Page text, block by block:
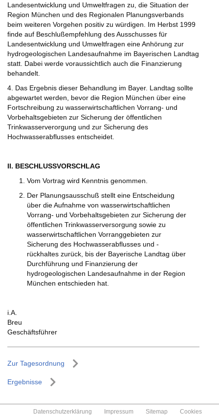
Landesentwicklung und Umweltfragen zu, die Situation der
Region München und des Regionalen Planungsverbands
beim weiteren Vorgehen positiv zu würdigen. Im Herbst 1999
finde auf Beschlußempfehlung des Ausschusses für
Landesentwicklung und Umweltfragen eine Anhörung zur
hydrogeologischen Landesaufnahme im Bayerischen Landtag
statt. Dabei werde voraussichtlich auch die Finanzierung
behandelt.
4. Das Ergebnis dieser Behandlung im Bayer. Landtag sollte
abgewartet werden, bevor die Region München über eine
Fortschreibung zu wasserwirtschaftlichen Vorrang- und
Vorbehaltsgebieten zur Sicherung der öffentlichen
Trinkwasserverorgung und zur Sicherung des
Hochwasserabflusses entscheidet.
II. BESCHLUSSVORSCHLAG
Vom Vortrag wird Kenntnis genommen.
Der Planungsausschuß stellt eine Entscheidung
über die Aufnahme von wasserwirtschaftlichen
Vorrang- und Vorbehaltsgebieten zur Sicherung der
öffentlichen Trinkwasserversorgung sowie zu
wasserwirtschaftlichen Vorranggebieten zur
Sicherung des Hochwasserabflusses und -
rückhaltes zurück, bis der Bayerische Landtag über
Durchführung und Finanzierung der
hydrogeologischen Landesaufnahme in der Region
München entschieden hat.
i.A.
Breu
Geschäftsführer
Zur Tagesordnung
Ergebnisse
Datenschutzerklärung Impressum Sitemap Cookies